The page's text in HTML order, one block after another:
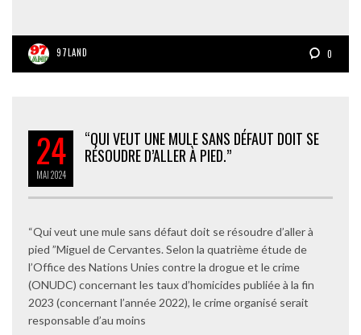
97LAND 0
24
MAI2024
“QUI VEUT UNE MULE SANS DÉFAUT DOIT SE
RÉSOUDRE D’ALLER À PIED.”
“Qui veut une mule sans défaut doit se résoudre d’aller à
pied ”Miguel de Cervantes. Selon la quatrième étude de
l’Office des Nations Unies contre la drogue et le crime
(ONUDC) concernant les taux d’homicides publiée à la fin
2023 (concernant l’année 2022), le crime organisé serait
responsable d’au moins